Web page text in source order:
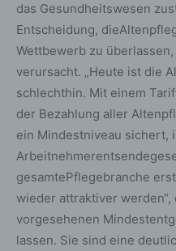
das Gesundheitswesen
Entscheidung,
Wettbewerb zu
verursacht. „Heute ist die
schlechthin. Mit einem
der Bezahlung aller
ein Mindestniveau sichert,
gesamtePflegebranche
wieder attraktiver werden“,
vorgesehenen
lassen. Sie sind eine